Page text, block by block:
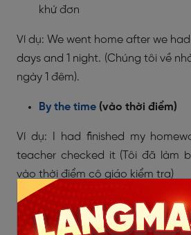
khứ đơn
Ví dụ: We went home after we
days and 1 night. (Chúng tôi về
ngày 1 đêm).
By the time (vào thời điểm)
Ví dụ: I had finished my
teacher checked it (Tôi đã làm
vào thời điểm cô giáo kiểm tra)
Hardly/Scarcely/Barely ….
đảo ngữ chỉ dùng thì quá